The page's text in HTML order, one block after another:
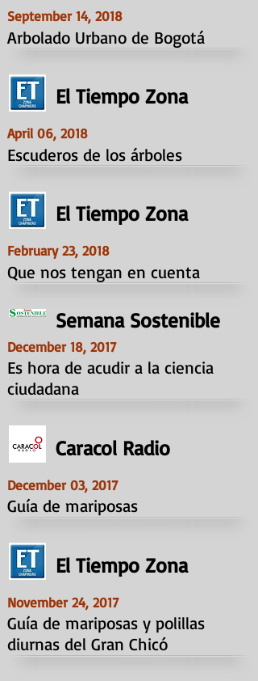
September 14, 2018
Arbolado Urbano de Bogotá
El Tiempo Zona
April 06, 2018
Escuderos de los árboles
El Tiempo Zona
February 23, 2018
Que nos tengan en cuenta
Semana Sostenible
December 18, 2017
Es hora de acudir a la ciencia
ciudadana
Caracol Radio
December 03, 2017
Guía de mariposas
El Tiempo Zona
November 24, 2017
Guía de mariposas y polillas
diurnas del Gran Chicó